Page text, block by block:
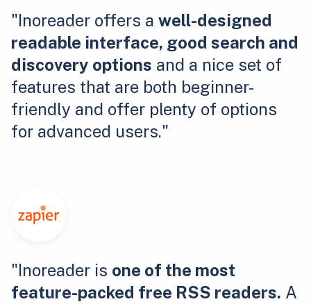
"Inoreader offers a well-designed
readable interface, good search and
discovery options and a nice set of
features that are both beginner-
friendly and offer plenty of options
for advanced users."
"Inoreader is one of the most
feature-packed free RSS readers. A